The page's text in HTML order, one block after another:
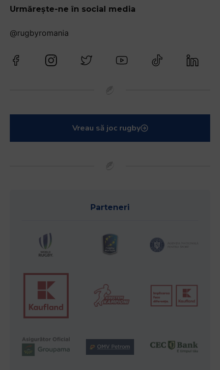
Urmărește-ne în social media
@rugbyromania
Vreau să joc rugby
Parteneri